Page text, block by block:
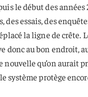
le début des années
des essais, des
la ligne de crête.
donc au bon endroit,
nouvelle qu’on aurait
système protège